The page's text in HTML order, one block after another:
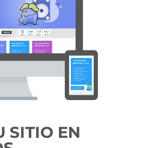
SITIO EN